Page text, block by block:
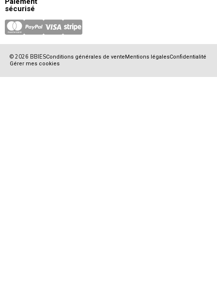
sécurisé
© 2026 BBIESConditions générales de venteMentions légalesConfidentialité
Gérer mes cookies